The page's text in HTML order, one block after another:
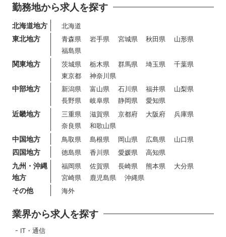
勤務地から求人を探す
北海道地方 北海道
東北地方 青森県 岩手県 宮城県 秋田県
山形県
福島県
関東地方 茨城県 栃木県 群馬県 埼玉県
千葉県
東京都
神奈川県
中部地方 新潟県 富山県 石川県 福井県
山梨県
長野県
岐阜県 静岡県 愛知県
近畿地方 三重県 滋賀県 京都府 大阪府
兵庫県
奈良県
和歌山県
中国地方 鳥取県 島根県 岡山県 広島県 山口県
四国地方 徳島県 香川県 愛媛県 高知県
九州・沖縄
地方
福岡県 佐賀県 長崎県 熊本県
大分県
宮崎県
鹿児島県 沖縄県
その他 海外
業界から求人を探す
IT・通信